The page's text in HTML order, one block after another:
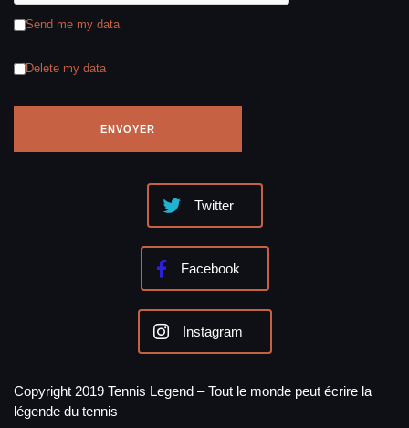
Send me my data
Delete my data
Twitter
Facebook
Instagram
Copyright 2019 Tennis Legend – Tout le monde peut écrire la
légende du tennis